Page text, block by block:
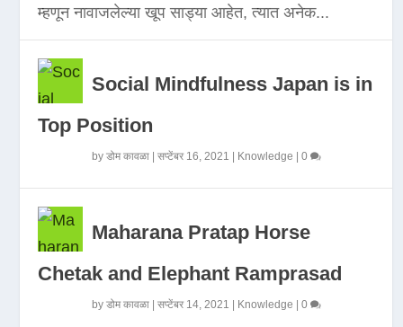
म्हणून नावाजलेल्या खूप साड्या आहेत, त्यात अनेक...
Social Mindfulness Japan is in
Top Position
byडोम कावळा |सप्टेंबर 16, 2021 Knowledge |0
Maharana Pratap Horse
Chetak and Elephant Ramprasad
byडोम कावळा |सप्टेंबर 14, 2021 Knowledge |0